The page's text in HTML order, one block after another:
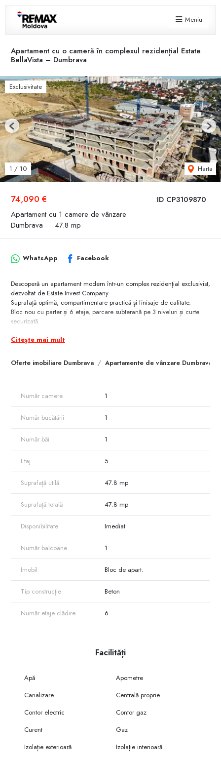
Meniu
Apartament cu o cameră în complexul rezidențial Estate
BellaVista – Dumbrava
ID CP3109870
74,090 €
Apartament cu 1 camere de vânzare
Dumbrava
47.8 mp
Exclusivitate
1 / 10 Harta
Previous Next
Oferte imobiliare Dumbrava Apartamente de vânzare Dumbrava
WhatsApp Facebook
Descoperă un apartament modern într-un complex rezidențial exclusivist,
dezvoltat de Estate Invest Company.
Suprafață optimă, compartimentare practică și finisaje de calitate.
Bloc nou cu parter și 6 etaje, parcare subterană pe 3 niveluri și curte
securizată.
Chișinău.
Pentru mai mult detalii 079000362
Citește mai mult
Număr camere 1
Număr bucătării 1
Număr băi 1
Etaj 5
Suprafață utilă 47.8 mp
Suprafață totală 47.8 mp
Disponibilitate Imediat
Număr balcoane 1
Imobil Bloc de apart.
Tip construcție Beton
Număr etaje clădire 6
Facilități
Apă
Apometre
Canalizare
Centrală proprie
Contor electric
Contor gaz
Curent
Gaz
Izolație exterioară
Izolație interioară